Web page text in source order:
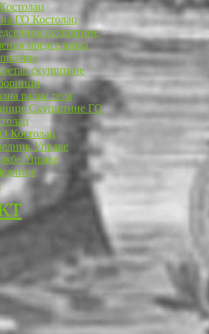
ГО Костолац
скупштине
председника
скупштине
радна тела
Скупштине ГО
Костолац
Управе
Управе